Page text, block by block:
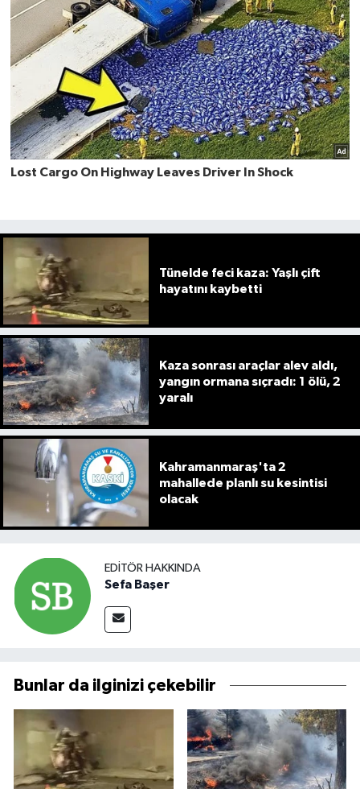
Tünelde feci kaza: Yaşlı çift
hayatını kaybetti
Kaza sonrası araçlar alev aldı,
yangın ormana sıçradı: 1 ölü, 2
yaralı
Kahramanmaraş'ta 2
mahallede planlı su kesintisi
olacak
EDITÖR HAKKINDA
Sefa Başer
Bunlar da ilginizi çekebilir